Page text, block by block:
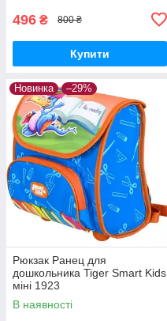
496 ₴ 800 ₴
Купити
Новинка –29%
Рюкзак Ранец для
дошкольника Tiger Smart Kids
міні 1923
В наявності